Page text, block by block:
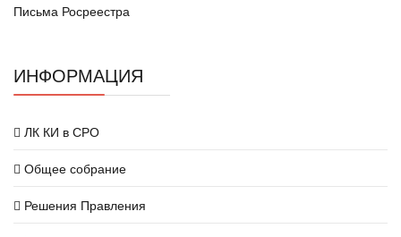
Письма Росреестра
ИНФОРМАЦИЯ
ЛК КИ в СРО
Общее собрание
Решения Правления